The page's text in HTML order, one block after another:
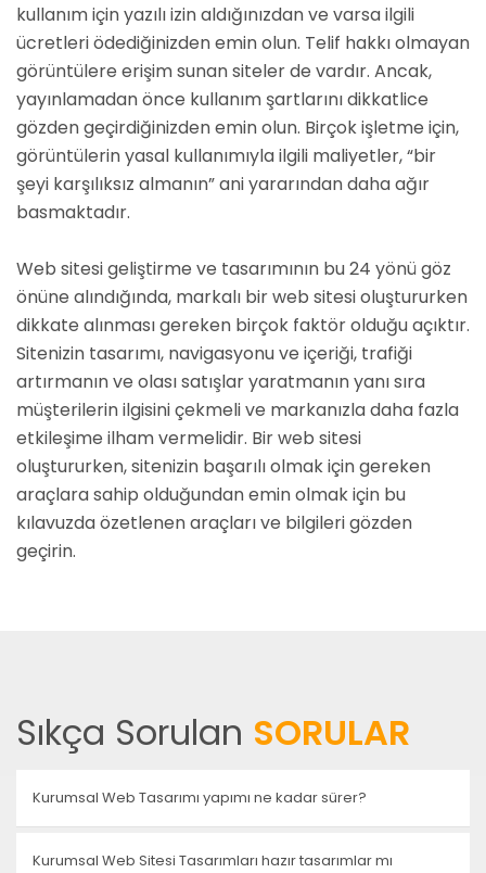
kullanım için yazılı izin aldığınızdan ve varsa ilgili
ücretleri ödediğinizden emin olun. Telif hakkı olmayan
görüntülere erişim sunan siteler de vardır. Ancak,
yayınlamadan önce kullanım şartlarını dikkatlice
gözden geçirdiğinizden emin olun. Birçok işletme için,
görüntülerin yasal kullanımıyla ilgili maliyetler, “bir
şeyi karşılıksız almanın” ani yararından daha ağır
basmaktadır.
Web sitesi geliştirme ve tasarımının bu 24 yönü göz
önüne alındığında, markalı bir web sitesi oluştururken
dikkate alınması gereken birçok faktör olduğu açıktır.
Sitenizin tasarımı, navigasyonu ve içeriği, trafiği
artırmanın ve olası satışlar yaratmanın yanı sıra
müşterilerin ilgisini çekmeli ve markanızla daha fazla
etkileşime ilham vermelidir. Bir web sitesi
oluştururken, sitenizin başarılı olmak için gereken
araçlara sahip olduğundan emin olmak için bu
kılavuzda özetlenen araçları ve bilgileri gözden
geçirin.
Sıkça Sorulan SORULAR
Kurumsal Web Tasarımı yapımı ne kadar sürer?
Kurumsal Web Sitesi Tasarımları hazır tasarımlar mı